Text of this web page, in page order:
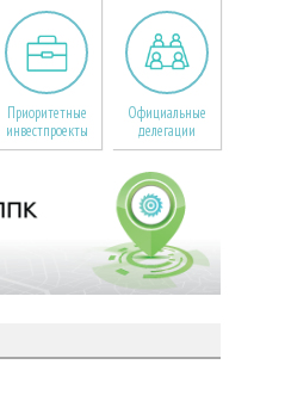
Приоритетные
инвестпроекты
Официальные
делегации